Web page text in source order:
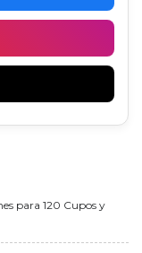
para 120 Cupos y